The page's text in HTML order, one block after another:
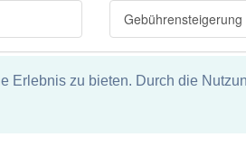
Erlebnis zu bieten. Durch die
Gebührensteigerung
keine Haftung für die Richtigkeit und